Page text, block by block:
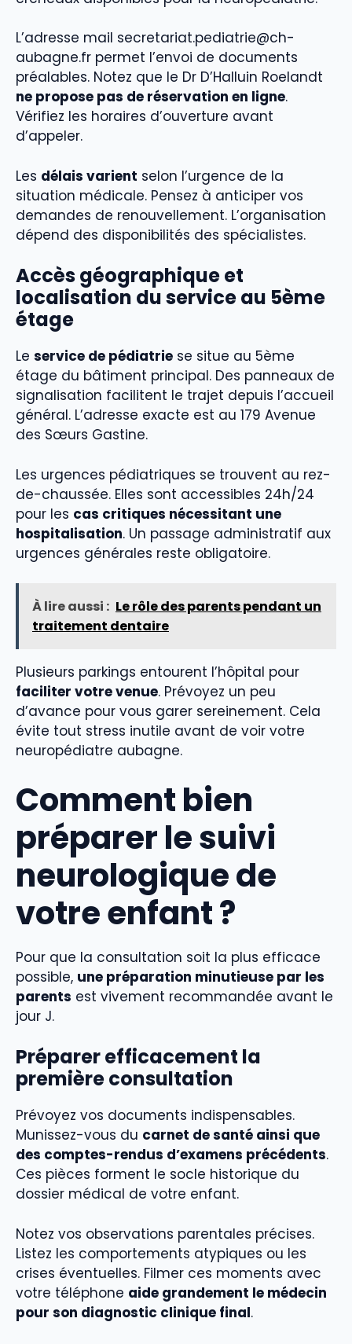
L’adresse mail secretariat.pediatrie@ch-
aubagne.fr permet l’envoi de documents
préalables. Notez que le Dr D’Halluin Roelandt
ne propose pas de réservation en ligne.
Vérifiez les horaires d’ouverture avant
d’appeler.
Les délais varient selon l’urgence de la
situation médicale. Pensez à anticiper vos
demandes de renouvellement. L’organisation
dépend des disponibilités des spécialistes.
Accès géographique et
localisation du service au 5ème
étage
Le service de pédiatrie se situe au 5ème
étage du bâtiment principal. Des panneaux de
signalisation facilitent le trajet depuis l’accueil
général. L’adresse exacte est au 179 Avenue
des Sœurs Gastine.
Les urgences pédiatriques se trouvent au rez-
de-chaussée. Elles sont accessibles 24h/24
pour les cas critiques nécessitant une
hospitalisation. Un passage administratif aux
urgences générales reste obligatoire.
À lire aussi : Le rôle des parents pendant un
traitement dentaire
Plusieurs parkings entourent l’hôpital pour
faciliter votre venue. Prévoyez un peu
d’avance pour vous garer sereinement. Cela
évite tout stress inutile avant de voir votre
neuropédiatre aubagne.
Comment bien
préparer le suivi
neurologique de
votre enfant ?
Pour que la consultation soit la plus efficace
possible, une préparation minutieuse par les
parents est vivement recommandée avant le
jour J.
Préparer efficacement la
première consultation
Prévoyez vos documents indispensables.
Munissez-vous du carnet de santé ainsi que
des comptes-rendus d’examens précédents.
Ces pièces forment le socle historique du
dossier médical de votre enfant.
Notez vos observations parentales précises.
Listez les comportements atypiques ou les
crises éventuelles. Filmer ces moments avec
votre téléphone aide grandement le médecin
pour son diagnostic clinique final.